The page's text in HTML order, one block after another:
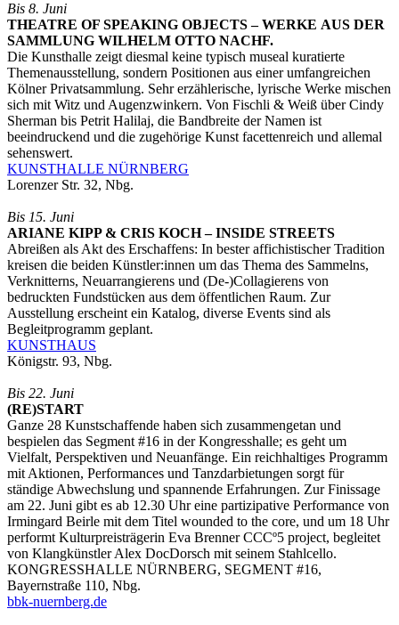
Bis 8. Juni
THEATRE OF SPEAKING OBJECTS – WERKE AUS DER
SAMMLUNG WILHELM OTTO NACHF.
Die Kunsthalle zeigt diesmal keine typisch museal kuratierte
Themenausstellung, sondern Positionen aus einer umfangreichen
Kölner Privatsammlung. Sehr erzählerische, lyrische Werke mischen
sich mit Witz und Augenzwinkern. Von Fischli & Weiß über Cindy
Sherman bis Petrit Halilaj, die Bandbreite der Namen ist
beeindruckend und die zugehörige Kunst facettenreich und allemal
sehenswert.
KUNSTHALLE NÜRNBERG
Lorenzer Str. 32, Nbg.
Bis 15. Juni
ARIANE KIPP & CRIS KOCH – INSIDE STREETS
Abreißen als Akt des Erschaffens: In bester affichistischer Tradition
kreisen die beiden Künstler:innen um das Thema des Sammelns,
Verknitterns, Neuarrangierens und (De-)Collagierens von
bedruckten Fundstücken aus dem öffentlichen Raum. Zur
Ausstellung erscheint ein Katalog, diverse Events sind als
Begleitprogramm geplant.
KUNSTHAUS
Königstr. 93, Nbg.
Bis 22. Juni
(RE)START
Ganze 28 Kunstschaffende haben sich zusammengetan und
bespielen das Segment #16 in der Kongresshalle; es geht um
Vielfalt, Perspektiven und Neuanfänge. Ein reichhaltiges Programm
mit Aktionen, Performances und Tanzdarbietungen sorgt für
ständige Abwechslung und spannende Erfahrungen. Zur Finissage
am 22. Juni gibt es ab 12.30 Uhr eine partizipative Performance von
Irmingard Beirle mit dem Titel wounded to the core, und um 18 Uhr
performt Kulturpreisträgerin Eva Brenner CCCº5 project, begleitet
von Klangkünstler Alex DocDorsch mit seinem Stahlcello.
KONGRESSHALLE NÜRNBERG, SEGMENT #16,
Bayernstraße 110, Nbg.
bbk-nuernberg.de